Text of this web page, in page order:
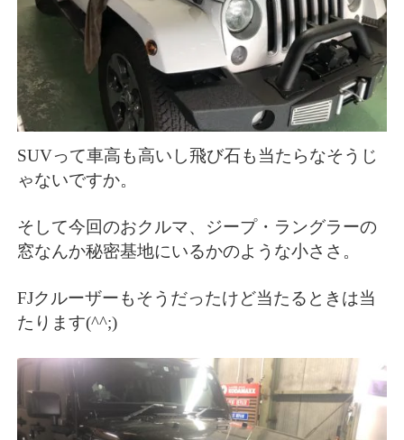
SUVって車高も高いし飛び石も当たらなそうじ
ゃないですか。
そして今回のおクルマ、ジープ・ラングラーの
窓なんか秘密基地にいるかのような小ささ。
FJクルーザーもそうだったけど当たるときは当
たります(^^;)